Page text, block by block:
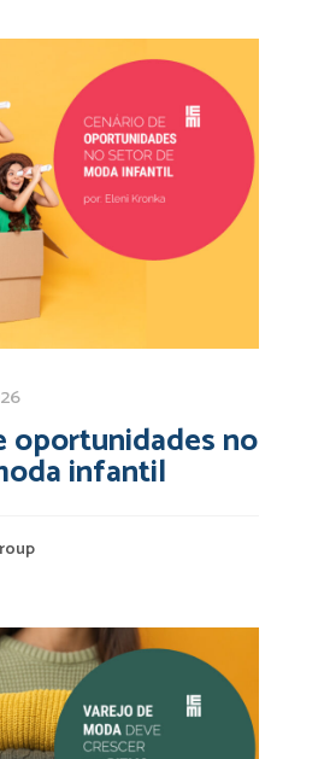
oportunidades no
infantil